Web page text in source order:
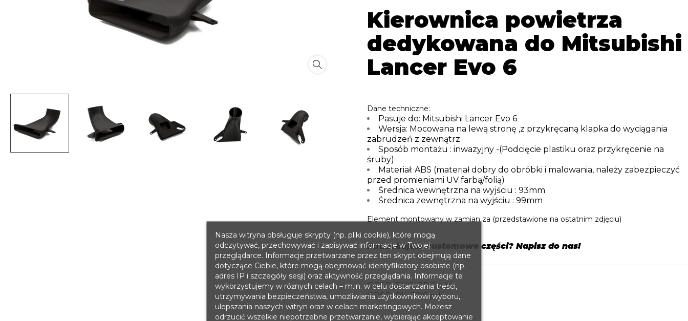
Kierownica powietrza
dedykowana do Mitsubishi
Lancer Evo 6
Dane techniczne:
Pasuje do: Mitsubishi Lancer Evo 6
Wersja: Mocowana na lewą stronę ,z przykręcaną klapka do wyciągania
zabrudzeń z zewnątrz
Sposób montażu : inwazyjny -(Podcięcie plastiku oraz przykręcenie na
śruby)
Materiał: ABS (materiał dobry do obróbki i malowania, należy zabezpieczyć
przed promieniami UV farbą/folią)
Średnica wewnętrzna na wyjściu : 93mm
Średnica zewnętrzna na wyjściu : 99mm
Element montowany w zamian za (przedstawione na ostatnim zdjęciu)
Potrzebujesz customowe części? Napisz do nas!
GPSR_ENG_3DC.pdf
GPSR_PL_3DC.pdf
Nasza witryna obsługuje skrypty (np. pliki cookie), które mogą
odczytywać, przechowywać i zapisywać informacje w Twojej
przeglądarce. Informacje przetwarzane przez ten skrypt obejmują dane
dotyczące Ciebie, które mogą obejmować identyfikatory osobiste (np.
adres IP i szczegóły sesji) oraz aktywność przeglądania. Informacje te
wykorzystujemy w różnych celach – m.in. w celu dostarczania treści,
utrzymywania bezpieczeństwa, umożliwiania użytkownikowi wyboru,
ulepszania naszych witryn oraz w celach marketingowych. Możesz
odrzucić wszelkie niepotrzebne przetwarzanie, wybierając akceptowanie